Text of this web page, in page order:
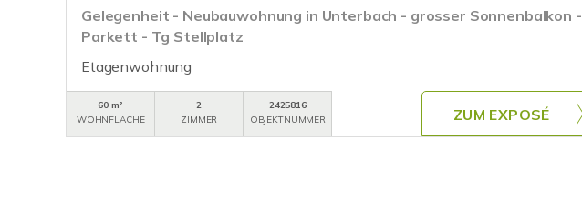
Gelegenheit - Neubauwohnung in Unterbach - grosser Sonnenbalkon -
Parkett - Tg Stellplatz
Etagenwohnung
60 m²
WOHNFLÄCHE
2
ZIMMER
2425816
OBJEKTNUMMER
ZUM EXPOSÉ